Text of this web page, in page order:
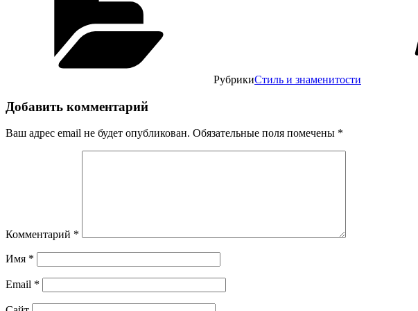
РубрикиСтиль и знаменитости
Добавить комментарий
Ваш адрес email не будет опубликован. Обязательные поля помечены *
Комментарий *
Имя *
Email *